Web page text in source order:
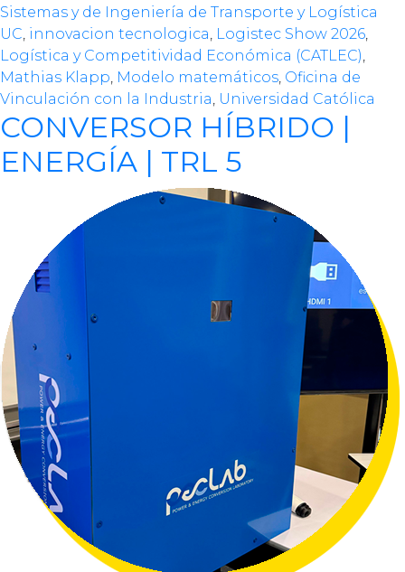
Sistemas y de Ingeniería de Transporte y Logística
UC, innovacion tecnologica, Logistec Show 2026,
Logística y Competitividad Económica (CATLEC),
Mathias Klapp, Modelo matemáticos, Oficina de
Vinculación con la Industria, Universidad Católica
CONVERSOR HÍBRIDO |
ENERGÍA | TRL 5